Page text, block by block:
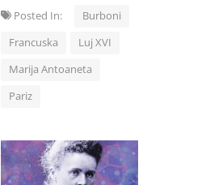
Posted In:
Burboni
Francuska
Luj XVI
Marija Antoaneta
Pariz